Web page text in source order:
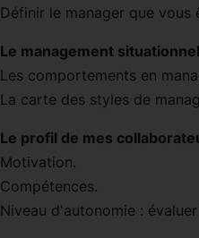
Définir le manager que vous
Le management situationnel
Les comportements en
La carte des styles de
Le profil de mes
Motivation.
Compétences.
Niveau d'autonomie :